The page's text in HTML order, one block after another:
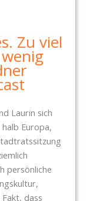
Zu viel
Laurin sich
Europa,
persönliche
dass